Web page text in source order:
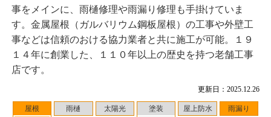
更新日：2025.12.26
屋根
雨樋 太陽光
塗装
屋上防水 雨漏り
事をメインに、雨樋修理や雨漏り修理も手掛けていま
す。金属屋根（ガルバリウム鋼板屋根）の工事や外壁工
事などは信頼のおける協力業者と共に施工が可能。１９
１４年に創業した、１１０年以上の歴史を持つ老舗工事
店です。